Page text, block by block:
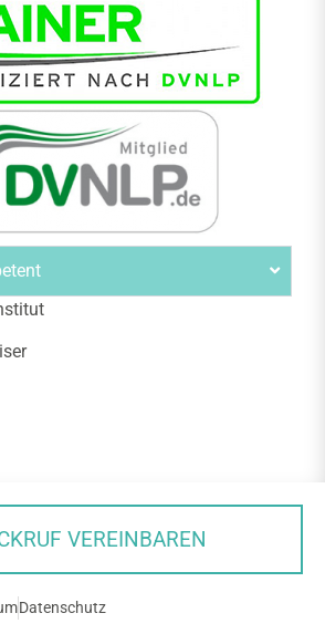
VEREINBAREN
Datenschutz